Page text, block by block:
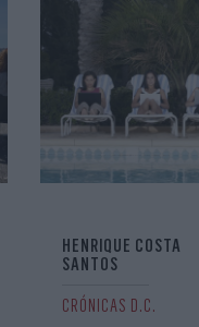
CRÓNICAS D.C.
HENRIQUE COSTA
SANTOS